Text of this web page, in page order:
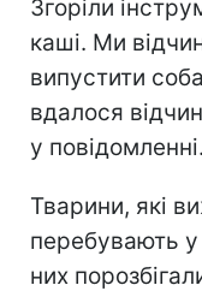
Згоріли
каші. Ми
випустити
вдалося
у повідомленні.
Тварини, які
перебувають у
них